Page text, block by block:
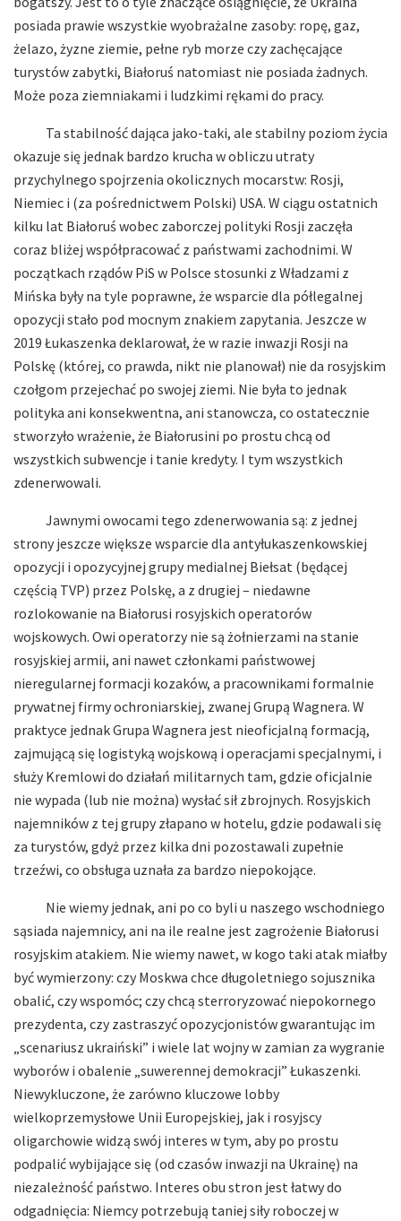
posiada prawie wszystkie wyobrażalne zasoby: ropę, gaz,
żelazo, żyzne ziemie, pełne ryb morze czy zachęcające
turystów zabytki, Białoruś natomiast nie posiada żadnych.
Może poza ziemniakami i ludzkimi rękami do pracy.
Ta stabilność dająca jako-taki, ale stabilny poziom życia
okazuje się jednak bardzo krucha w obliczu utraty
przychylnego spojrzenia okolicznych mocarstw: Rosji,
Niemiec i (za pośrednictwem Polski) USA. W ciągu ostatnich
kilku lat Białoruś wobec zaborczej polityki Rosji zaczęła
coraz bliżej współpracować z państwami zachodnimi. W
początkach rządów PiS w Polsce stosunki z Władzami z
Mińska były na tyle poprawne, że wsparcie dla półlegalnej
opozycji stało pod mocnym znakiem zapytania. Jeszcze w
2019 Łukaszenka deklarował, że w razie inwazji Rosji na
Polskę (której, co prawda, nikt nie planował) nie da rosyjskim
czołgom przejechać po swojej ziemi. Nie była to jednak
polityka ani konsekwentna, ani stanowcza, co ostatecznie
stworzyło wrażenie, że Białorusini po prostu chcą od
wszystkich subwencje i tanie kredyty. I tym wszystkich
zdenerwowali.
Jawnymi owocami tego zdenerwowania są: z jednej
strony jeszcze większe wsparcie dla antyłukaszenkowskiej
opozycji i opozycyjnej grupy medialnej Biełsat (będącej
częścią TVP) przez Polskę, a z drugiej – niedawne
rozlokowanie na Białorusi rosyjskich operatorów
wojskowych. Owi operatorzy nie są żołnierzami na stanie
rosyjskiej armii, ani nawet członkami państwowej
nieregularnej formacji kozaków, a pracownikami formalnie
prywatnej firmy ochroniarskiej, zwanej Grupą Wagnera. W
praktyce jednak Grupa Wagnera jest nieoficjalną formacją,
zajmującą się logistyką wojskową i operacjami specjalnymi, i
służy Kremlowi do działań militarnych tam, gdzie oficjalnie
nie wypada (lub nie można) wysłać sił zbrojnych. Rosyjskich
najemników z tej grupy złapano w hotelu, gdzie podawali się
za turystów, gdyż przez kilka dni pozostawali zupełnie
trzeźwi, co obsługa uznała za bardzo niepokojące.
Nie wiemy jednak, ani po co byli u naszego wschodniego
sąsiada najemnicy, ani na ile realne jest zagrożenie Białorusi
rosyjskim atakiem. Nie wiemy nawet, w kogo taki atak miałby
być wymierzony: czy Moskwa chce długoletniego sojusznika
obalić, czy wspomóc; czy chcą sterroryzować niepokornego
prezydenta, czy zastraszyć opozycjonistów gwarantując im
„scenariusz ukraiński” i wiele lat wojny w zamian za wygranie
wyborów i obalenie „suwerennej demokracji” Łukaszenki.
Niewykluczone, że zarówno kluczowe lobby
wielkoprzemysłowe Unii Europejskiej, jak i rosyjscy
oligarchowie widzą swój interes w tym, aby po prostu
podpalić wybijające się (od czasów inwazji na Ukrainę) na
niezależność państwo. Interes obu stron jest łatwy do
odgadnięcia: Niemcy potrzebują taniej siły roboczej w